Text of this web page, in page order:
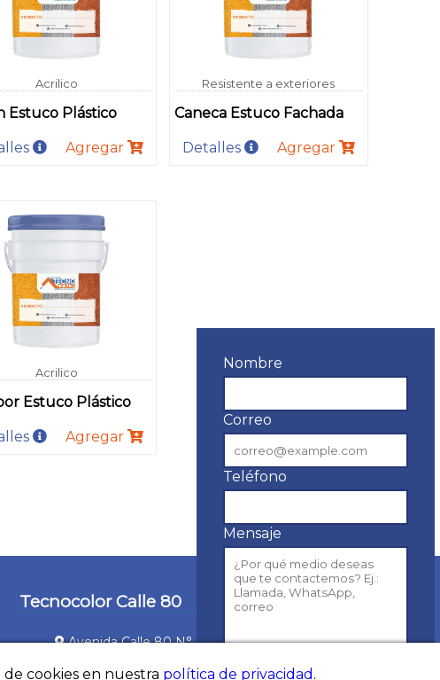
Acrilico
Estuco Plástico
Agregar
Resistente a exteriores
Caneca Estuco Fachada
Detalles Agregar
Acrilico
Estuco Plástico
Agregar
Tecnocolor Calle 80
Avenida Calle 80 N° 69Q - 17
cookies en nuestra política de privacidad .
Nombre
Correo
Teléfono
Mensaje